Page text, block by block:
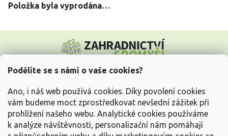
Podělíte se s námi o vaše cookies?
Ano, i náš web používá cookies. Díky povolení cookies
vám budeme moct zprostředkovat nevšední zážitek při
prohlížení našeho webu. Analytické cookies používáme
k analýze návštěvnosti, personalizační nám pomáhají
Položka byla vyprodána…
p
Vše o nákupu
Informace pro Vás